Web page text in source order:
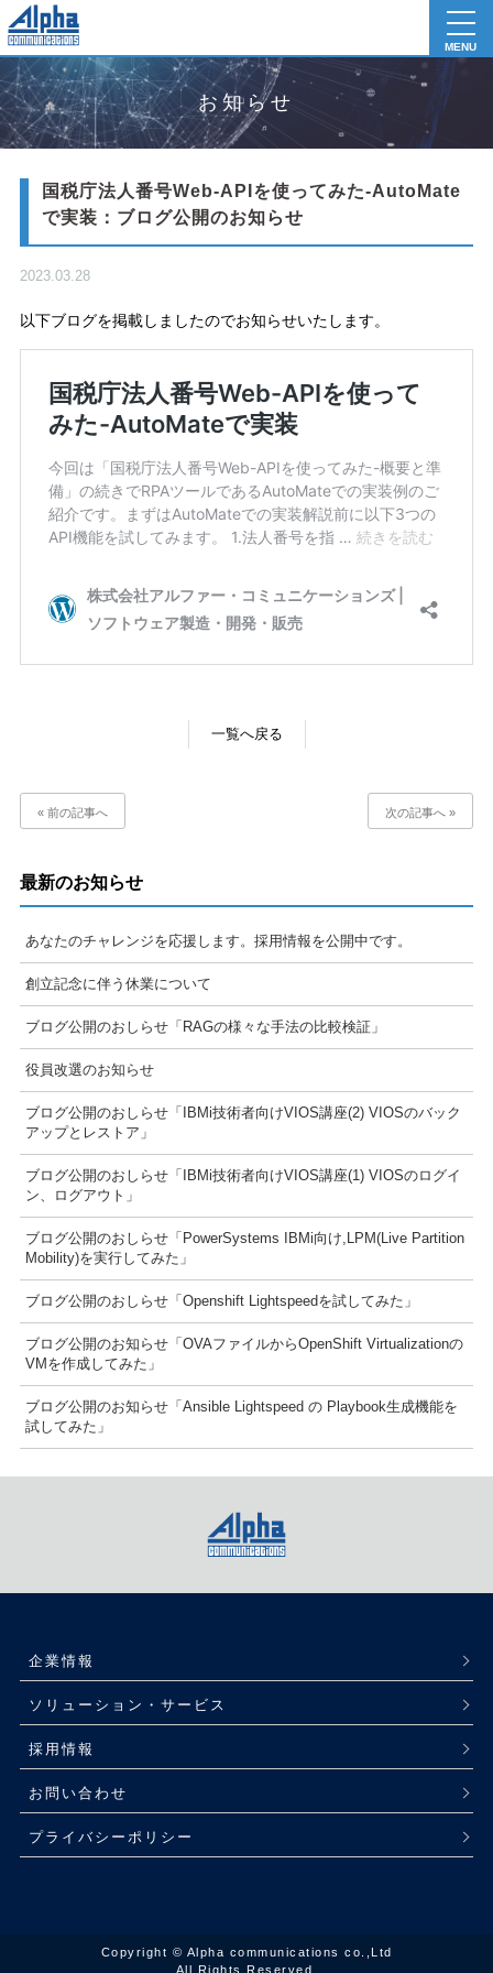
MENU
お知らせ
国税庁法人番号Web-APIを使ってみた-AutoMate
で実装：ブログ公開のお知らせ
2023.03.28
以下ブログを掲載しましたのでお知らせいたします。
一覧へ戻る
« 前の記事へ 次の記事へ »
最新のお知らせ
あなたのチャレンジを応援します。採用情報を公開中です。
創立記念に伴う休業について
ブログ公開のおしらせ「RAGの様々な手法の比較検証」
役員改選のお知らせ
ブログ公開のおしらせ「IBMi技術者向けVIOS講座(2) VIOSのバック
アップとレストア」
ブログ公開のおしらせ「IBMi技術者向けVIOS講座(1) VIOSのログイ
ン、ログアウト」
ブログ公開のおしらせ「PowerSystems IBMi向け,LPM(Live Partition
Mobility)を実行してみた」
ブログ公開のおしらせ「Openshift Lightspeedを試してみた」
ブログ公開のお知らせ「OVAファイルからOpenShift Virtualizationの
VMを作成してみた」
ブログ公開のお知らせ「Ansible Lightspeed の Playbook生成機能を
試してみた」
企業情報
ソリューション・サービス
採用情報
お問い合わせ
プライバシーポリシー
Copyright © Alpha communications co.,Ltd
All Rights Reserved.